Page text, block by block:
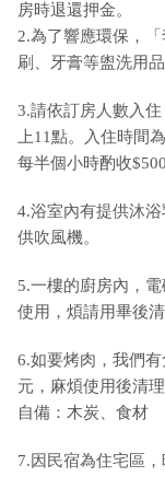
房時退還押金。
2.為了響應環保，
刷、牙膏等盥洗用
3.請依訂房人數入
上11點。入住時間
每半個小時酌收
4.浴室內有提供沐
供吹風機。
5.一樓的廚房內，
使用，煩請用畢後清
6.如要烤肉，我們
元，麻煩使用後清
自備：木炭、食材
7.因民宿為住宅區